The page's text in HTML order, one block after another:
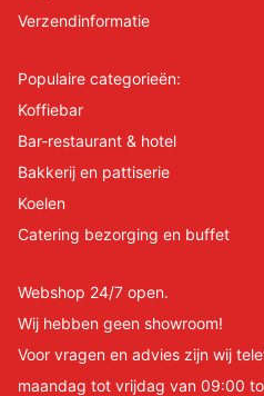
Verzendinformatie
Populaire categorieën:
Koffiebar
Bar-restaurant & hotel
Bakkerij en pattiserie
Koelen
Catering bezorging en buffet
Webshop 24/7 open.
Wij hebben geen showroom!
Voor vragen en advies zijn wij
maandag tot vrijdag van 09:00